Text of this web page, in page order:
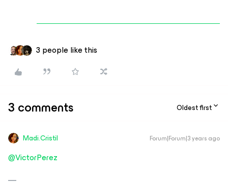
3 people like this
3 comments Oldest first
Madi.Cristil Forum|Forum|3 years ago
@VictorPerez